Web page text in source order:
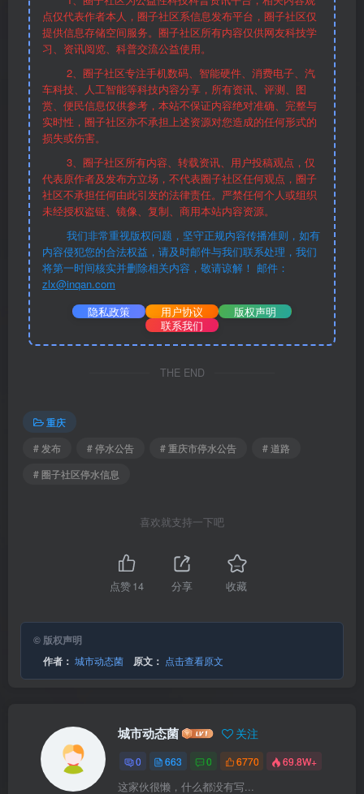
点仅代表作者本人，圈子社区系信息发布平台，圈子社区仅
提供信息存储空间服务。圈子社区所有内容仅供网友科技学
习、资讯阅览、科普交流公益使用。
2、圈子社区专注手机数码、智能硬件、消费电子、汽
车科技、人工智能等科技内容分享，所有资讯、评测、图
赏、便民信息仅供参考，本站不保证内容绝对准确、完整与
实时性，圈子社区亦不承担上述资源对您造成的任何形式的
损失或伤害。
3、圈子社区所有内容、转载资讯、用户投稿观点，仅
代表原作者及发布方立场，不代表圈子社区任何观点，圈子
社区不承担任何由此引发的法律责任。严禁任何个人或组织
未经授权盗链、镜像、复制、商用本站内容资源。
我们非常重视版权问题，坚守正规内容传播准则，如有
内容侵犯您的合法权益，请及时邮件与我们联系处理，我们
将第一时间核实并删除相关内容，敬请谅解！ 邮件：
zlx@inqan.com
隐私政策
用户协议
版权声明
联系我们
THE END
重庆
# 发布
# 停水公告 # 重庆市停水公告
# 道路
# 圈子社区停水信息
喜欢就支持一下吧
点赞14 分享 收藏
© 版权声明
作者： 城市动态菌 原文： 点击查看原文
城市动态菌 关注
0 663 0 6770 69.8W+
这家伙很懒，什么都没有写...